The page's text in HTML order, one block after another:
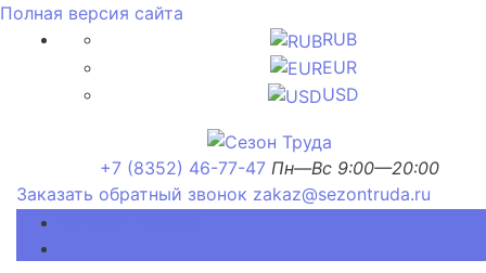
Полная версия сайта
RUB
EUR
USD
+7 (8352) 46-77-47 Пн—Вс 9:00—20:00
Заказать обратный звонок zakaz@sezontruda.ru